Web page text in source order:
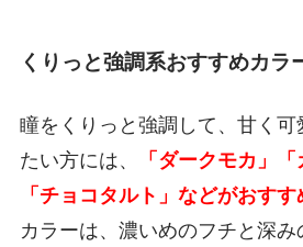
くりっと強調系おすすめカラ
瞳をくりっと強調して、甘く可
たい方には、
「ダークモカ」
「チョコタルト」などがおすす
カラーは、濃いめのフチと深